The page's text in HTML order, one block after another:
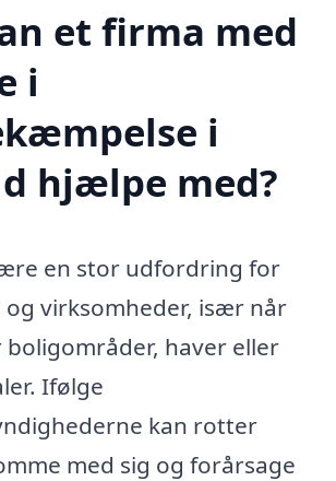
et firma med
i
i
hjælpe med?
en stor udfordring for
virksomheder, især når
boligområder, haver eller
Ifølge
kan rotter
med sig og forårsage